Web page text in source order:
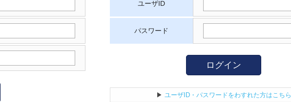
ユーザID
パスワード
ログイン
▶ ユーザID・パスワードをわすれた方はこちら